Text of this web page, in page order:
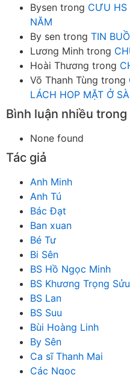
Bysen trong CƯU HS
NĂM
By sen trong TIN
Lương Minh trong
Hoài Thương trong
Võ Thanh Tùng trong
LÁCH HOP MẶT Ở
Bình luận nhiều trong
None found
Tác giả
Anh Minh
Anh Tú
Bác Đạt
Ban xuan
Bé Tư
Bi Sên
BS Hồ Ngọc Minh
BS Khương Trọng Sửu
BS Lan
BS Suu
Bùi Hoàng Linh
By Sên
Ca sĩ Thanh Mai
Các Ngọc